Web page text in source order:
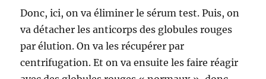
Donc, ici, on va éliminer le sérum test. Puis, on
va détacher les anticorps des globules rouges
par élution. On va les récupérer par
centrifugation. Et on va ensuite les faire réagir